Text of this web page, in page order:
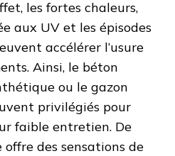
les fortes chaleurs,
aux UV et les épisodes
accélérer l’usure
Ainsi, le béton
ou le gazon
privilégiés pour
faible entretien. De
offre des sensations de